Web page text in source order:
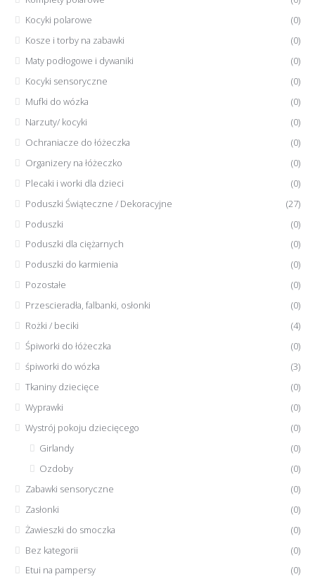
Kocyki polarowe
(0)
Kosze i torby na zabawki
(0)
Maty podłogowe i dywaniki
(0)
Kocyki sensoryczne
(0)
Mufki do wózka
(0)
Narzuty/ kocyki
(0)
Ochraniacze do łóżeczka
(0)
Organizery na łóżeczko
(0)
Plecaki i worki dla dzieci
(0)
Poduszki Świąteczne / Dekoracyjne
(27)
Poduszki
(0)
Poduszki dla ciężarnych
(0)
Poduszki do karmienia
(0)
Pozostałe
(0)
Przescieradła, falbanki, osłonki
(0)
Rożki / beciki
(4)
Śpiworki do łóżeczka
(0)
śpiworki do wózka
(3)
Tkaniny dziecięce
(0)
Wyprawki
(0)
Wystrój pokoju dziecięcego
(0)
Girlandy
(0)
Ozdoby
(0)
Zabawki sensoryczne
(0)
Zasłonki
(0)
Żawieszki do smoczka
(0)
Bez kategorii
(0)
Etui na pampersy
(0)